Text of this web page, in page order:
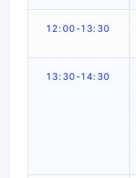
12:00-13:30
1 3: 30-14: 30